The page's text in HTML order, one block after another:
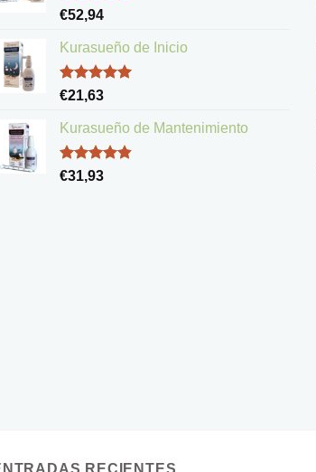
Valorado
de 5
€52,94
Kurasueño de Inicio
Valorado
de 5
€21,63
Kurasueño de Mantenimiento
Valorado
€31,93